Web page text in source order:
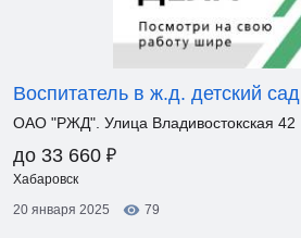
Воспитатель в ж.д. детский сад
ОАО "РЖД". Улица Владивостокская 42
до 33 660 ₽
Хабаровск
20 января 2025
79